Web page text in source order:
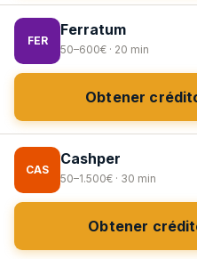
FER
Ferratum
50–600€ · 20 min
Obtener
CAS
Cashper
50–1.500€ · 30 min
Obtener